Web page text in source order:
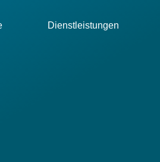
Dienstleistungen